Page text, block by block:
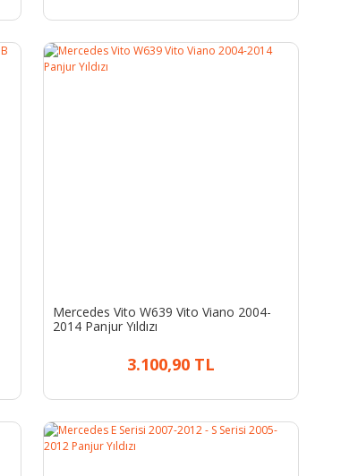
Mercedes Vito W639 Vito Viano 2004-
2014 Panjur Yıldızı
3.100,90 TL